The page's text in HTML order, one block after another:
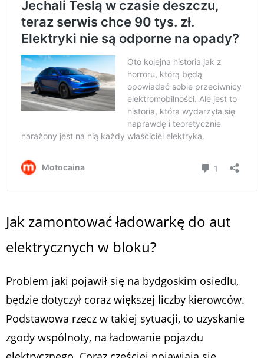
Jak zamontować ładowarkę do aut
elektrycznych w bloku?
Problem jaki pojawił się na bydgoskim osiedlu,
będzie dotyczył coraz większej liczby kierowców.
Podstawowa rzecz w takiej sytuacji, to uzyskanie
zgody wspólnoty, na ładowanie pojazdu